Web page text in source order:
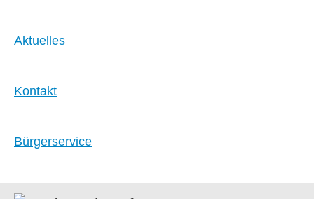
Aktuelles
Kontakt
Bürgerservice
Zum Hauptinhalt springen